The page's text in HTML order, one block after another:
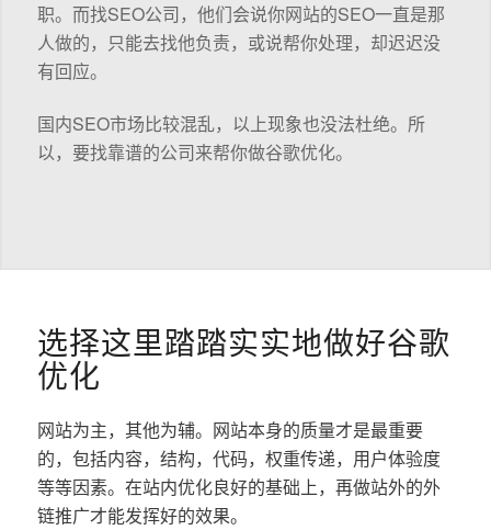
职。而找SEO公司，他们会说你网站的SEO一直是那
人做的，只能去找他负责，或说帮你处理，却迟迟没
有回应。
国内SEO市场比较混乱，以上现象也没法杜绝。所
以，要找靠谱的公司来帮你做谷歌优化。
选择这里踏踏实实地做好谷歌
优化
网站为主，其他为辅。网站本身的质量才是最重要
的，包括内容，结构，代码，权重传递，用户体验度
等等因素。在站内优化良好的基础上，再做站外的外
链推广才能发挥好的效果。